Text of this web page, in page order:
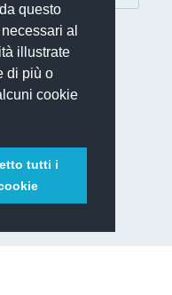
questo
al
illustrate
di più o
cookie
tutti i
di Rent.it Srl